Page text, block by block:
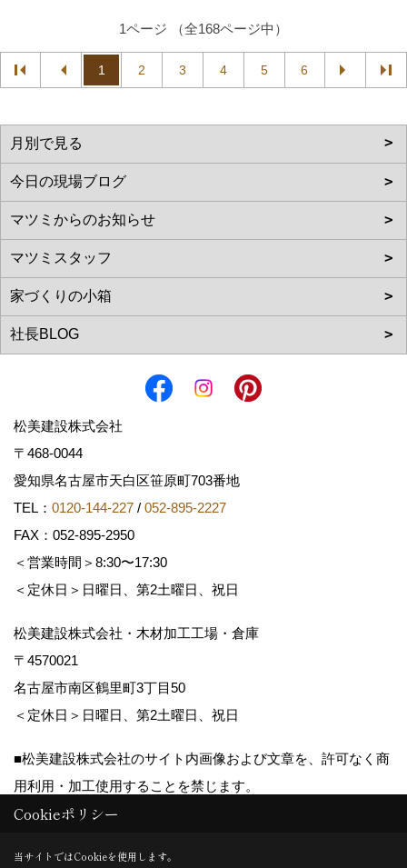
1ページ （全168ページ中）
1 2 3 4 5 6
松美建設株式会社
〒468-0044
愛知県名古屋市天白区笹原町703番地
TEL： 0120-144-227 / 052-895-2227
FAX：052-895-2950
＜営業時間＞8:30〜17:30
＜定休日＞日曜日、第2土曜日、祝日
松美建設株式会社・木材加工工場・倉庫
〒4570021
名古屋市南区鶴里町3丁目50
＜定休日＞日曜日、第2土曜日、祝日
■松美建設株式会社のサイト内画像および文章を、許可なく商
用利用・加工使用することを禁じます。
Copyright (c) matsumikensetsu. All Rights Reserved.
Cookieポリシー
当サイトではCookieを使用します。